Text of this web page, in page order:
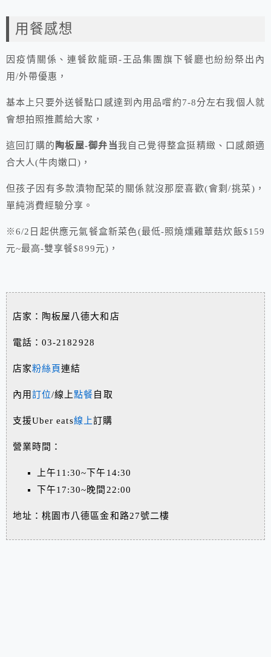
用餐感想
因疫情關係、連餐飲龍頭-王品集團旗下餐廳也紛紛祭出內
用/外帶優惠，
基本上只要外送餐點口感達到內用品嚐約7-8分左右我個人就
會想拍照推薦給大家，
這回訂購的 陶板屋-御弁当我自己覺得整盒挺精緻、口感頗適
合大人(牛肉嫩口)，
但孩子因有多款漬物配菜的關係就沒那麼喜歡(會剩/挑菜)，
單純消費經驗分享。
※6/2日起供應元氣餐盒新菜色(最低-照燒燻雞蕈菇炊飯$159
元~最高-雙享餐$899元)，
店家：陶板屋八德大和店
電話：03-2182928
店家粉絲頁連結
內用訂位/線上點餐 自取
支援Uber eats線上訂購
營業時間：
上午11:30~下午14:30
下午17:30~晚間22:00
地址：桃園市八德區金和路27號二樓